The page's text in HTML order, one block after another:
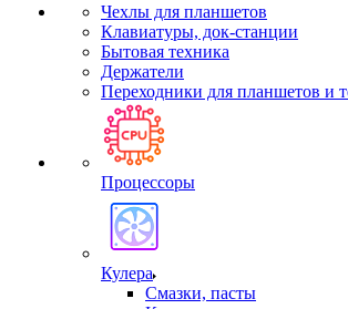
Чехлы для планшетов
Клавиатуры, док-станции
Бытовая техника
Держатели
Переходники для планшетов и
Процессоры
Кулера
Смазки, пасты